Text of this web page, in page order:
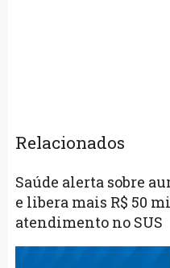
Relacionados
Saúde alerta sobre
e libera mais R$ 50
atendimento no SUS